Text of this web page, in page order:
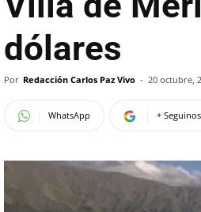
dólares
Por Redacción Carlos Paz Vivo - 20 octubre,
WhatsApp +